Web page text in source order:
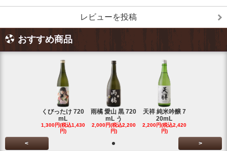
レビューを投稿
おすすめ商品
くびったけ 720
mL
1,300円(税込1,430
円)
雨橘 愛山 黒 720
mL う
2,000円(税込2,200
円)
天祥 純米吟醸 7
20mL
2,200円(税込2,420
円)
< >